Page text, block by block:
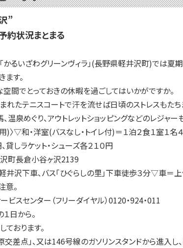
”
約状況まとまる
るいざわグリーンヴィラ」(長野県軽井沢町)では夏
す。
間でとっておきの休暇を過ごしてはいかがですか。
れたテニスコートで汗を流せば日頃のストレスもた
温泉めぐり、アウトレットショッピングなどのレジャー
)〉▽和・洋室(バスなし・トイレ付)＝１泊２食１室１
貸しラケット・シューズ各２１０円
町長倉小谷ヶ沢2139
沢下車、バス「ひぐらしの里」下車徒歩３分▽車＝
意。
ビスセンター（フリーダイヤル）0120・924・011
日から。
おります。
差点」、又は146号線のガソリンスタンドから進入